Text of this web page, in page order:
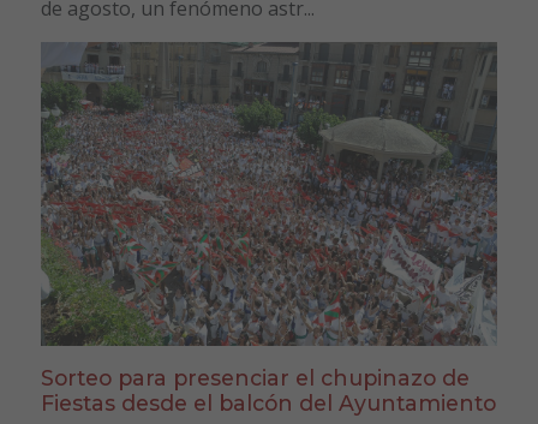
de agosto, un fenómeno astr...
Sorteo para presenciar el chupinazo de
Fiestas desde el balcón del Ayuntamiento